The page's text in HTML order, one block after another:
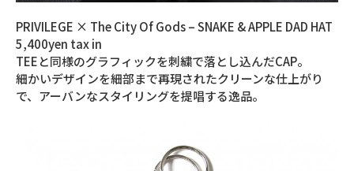
PRIVILEGE × The City Of Gods – SNAKE & APPLE DAD HAT
5,400yen tax in
TEEと同様のグラフィックを刺繍で落とし込んだCAP。
細かいデザインを細部まで再現されたクリーンな仕上がり
で、アーバンなスタイリングを提唱する逸品。